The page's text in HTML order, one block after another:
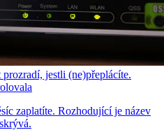
jestli (ne)přeplácíte.
zaplatíte. Rozhodující je název